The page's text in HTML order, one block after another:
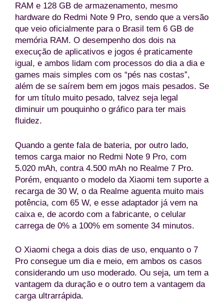
RAM e 128 GB de armazenamento, mesmo
hardware do Redmi Note 9 Pro, sendo que a versão
que veio oficialmente para o Brasil tem 6 GB de
memória RAM. O desempenho dos dois na
execução de aplicativos e jogos é praticamente
igual, e ambos lidam com processos do dia a dia e
games mais simples com os “pés nas costas”,
além de se saírem bem em jogos mais pesados. Se
for um título muito pesado, talvez seja legal
diminuir um pouquinho o gráfico para ter mais
fluidez.
Quando a gente fala de bateria, por outro lado,
temos carga maior no Redmi Note 9 Pro, com
5.020 mAh, contra 4.500 mAh no Realme 7 Pro.
Porém, enquanto o modelo da Xiaomi tem suporte a
recarga de 30 W, o da Realme aguenta muito mais
potência, com 65 W, e esse adaptador já vem na
caixa e, de acordo com a fabricante, o celular
carrega de 0% a 100% em somente 34 minutos.
O Xiaomi chega a dois dias de uso, enquanto o 7
Pro consegue um dia e meio, em ambos os casos
considerando um uso moderado. Ou seja, um tem a
vantagem da duração e o outro tem a vantagem da
carga ultrarrápida.